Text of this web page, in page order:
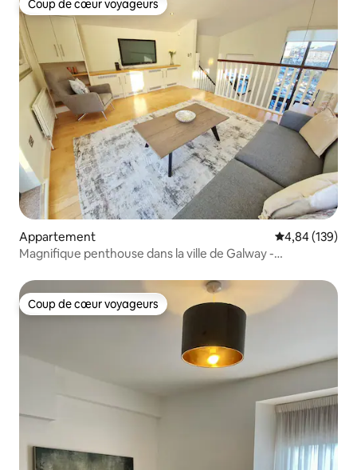
Coup de cœur voyageurs
Coup de cœur voyageurs
Appartement Évaluation
4,84 (139)
Magnifique penthouse dans la ville de Galway -
Coup de cœur voyageurs
Coup de cœur voyageurs